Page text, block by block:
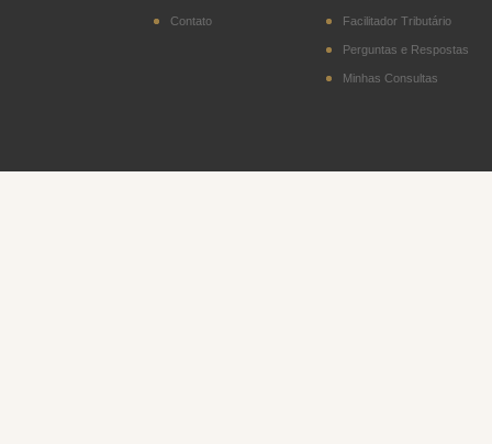
Contato Facilitador Tributário
Perguntas e Respostas
Minhas Consultas